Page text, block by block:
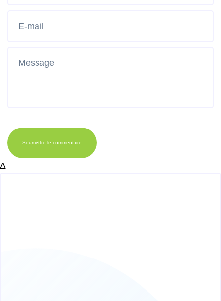
Soumettre le commentaire
Δ